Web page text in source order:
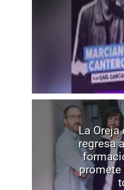
La Oreja
regresa
promete